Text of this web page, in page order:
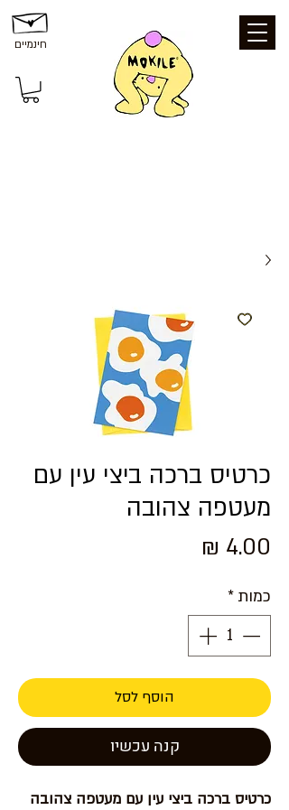
חינמיים
כרטיס ברכה ביצי עין עם
מעטפה צהובה
כמות*
הוסף לסל
קנה עכשיו
כרטיס ברכה ביצי עין עם מעטפה צהובה